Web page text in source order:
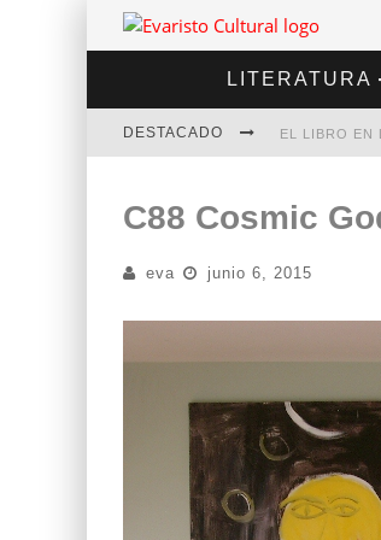
LITERATURA
DESTACADO EL LIBRO EN
DIEGO
ALEJANDRA
C88 Cosmic
eva junio 6, 2015